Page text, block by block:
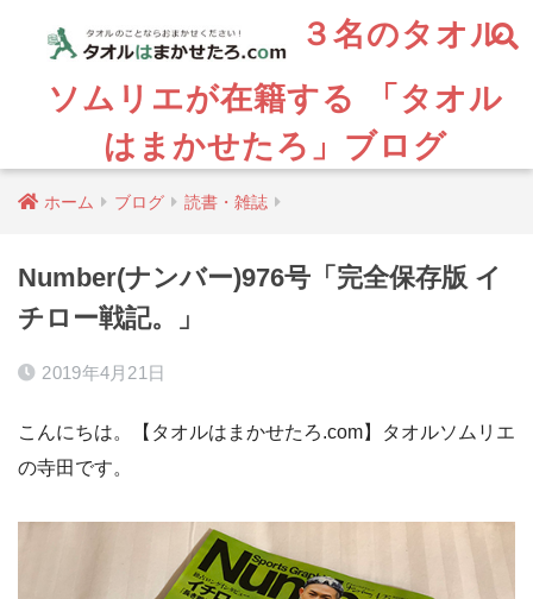
３名のタオル
ソムリエが在籍する 「タオル
はまかせたろ」ブログ
ホーム ブログ 読書・雑誌
Number(ナンバー)976号「完全保存版 イ
チロー戦記。」
2019年4月21日
こんにちは。【タオルはまかせたろ.com】タオルソムリエ
の寺田です。